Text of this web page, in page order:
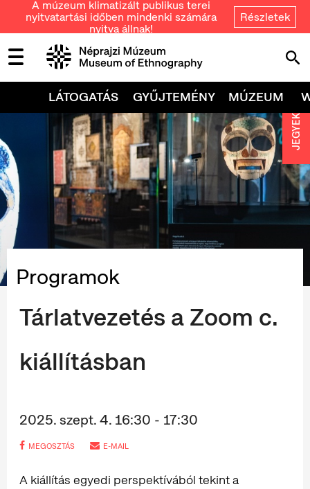
A múzeum klimatizált publikus terei
nyitvatartási időben mindenki számára
nyitva állnak!
Részletek
LÁTOGATÁS GYŰJTEMÉNY MÚZEUM
Programok
Tárlatvezetés a Zoom c.
kiállításban
2025. szept. 4. 16:30 - 17:30
MEGOSZTÁS E-MAIL
A kiállítás egyedi perspektívából tekint a
JEGYEK